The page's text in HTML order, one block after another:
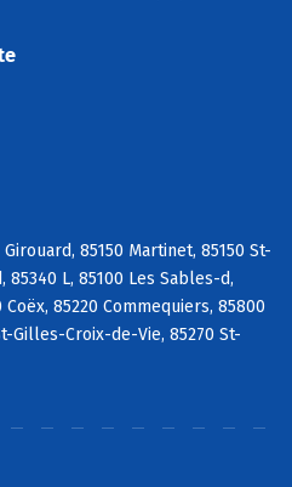
85150 Martinet, 85150 St-
L, 85100 Les Sables-d,
85220 Commequiers, 85800
Gilles-Croix-de-Vie, 85270 St-